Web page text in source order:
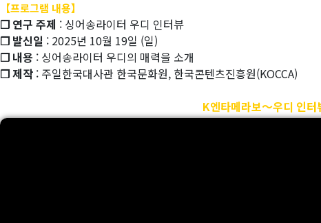
【프로그램 내용】
❐ 연구 주제 : 싱어송라이터 우디 인터뷰
❐ 발신일 : 2025년 10월 19일 (일)
❐ 내용 : 싱어송라이터 우디의 매력을 소개
❐ 제작 : 주일한국대사관 한국문화원, 한국콘텐츠진흥원(KOCCA)
K엔타메라보～우디 인터